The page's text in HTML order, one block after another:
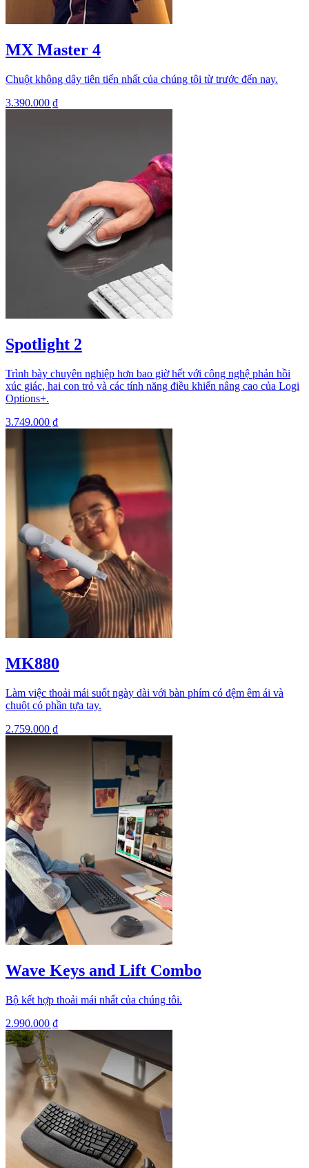
MX Master 4
Chuột không dây tiên tiến nhất của chúng tôi từ trước đến nay.
3.390.000 ₫
Spotlight 2
Trình bày chuyên nghiệp hơn bao giờ hết với công nghệ phản hồi
xúc giác, hai con trỏ và các tính năng điều khiển nâng cao của Logi
Options+.
3.749.000 ₫
MK880
Làm việc thoải mái suốt ngày dài với bàn phím có đệm êm ái và
chuột có phần tựa tay.
2.759.000 ₫
Wave Keys and Lift Combo
Bộ kết hợp thoải mái nhất của chúng tôi.
2.990.000 ₫